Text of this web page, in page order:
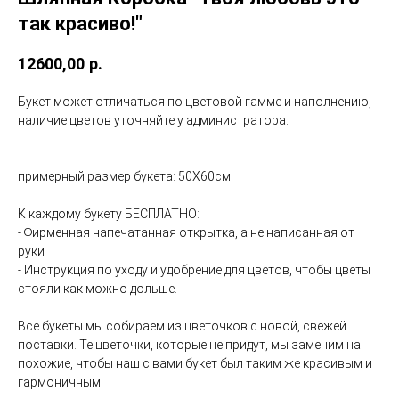
так красиво!"
12600,00 р.
Букет может отличаться по цветовой гамме и наполнению,
наличие цветов уточняйте у администратора.
примерный размер букета: 50Х60см
К каждому букету БЕСПЛАТНО:
- Фирменная напечатанная открытка, а не написанная от
руки
- Инструкция по уходу и удобрение для цветов, чтобы цветы
стояли как можно дольше.
Все букеты мы собираем из цветочков с новой, свежей
поставки. Те цветочки, которые не придут, мы заменим на
похожие, чтобы наш с вами букет был таким же красивым и
гармоничным.